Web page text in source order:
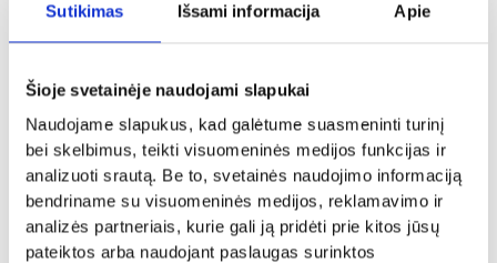
Sutikimas Išsami informacija Apie
Šioje svetainėje naudojami slapukai
Naudojame slapukus, kad galėtume suasmeninti turinį
bei skelbimus, teikti visuomeninės medijos funkcijas ir
analizuoti srautą. Be to, svetainės naudojimo informaciją
bendriname su visuomeninės medijos, reklamavimo ir
analizės partneriais, kurie gali ją pridėti prie kitos jūsų
pateiktos arba naudojant paslaugas surinktos
Vyriškos dovanos gimtadieniui
Puodelis „Tikro žvejo puodelis”
7.00€
Vyriškos dovanos gimtadieniui
Stikliukas „Lašiukai nuo blogų sapnų”
6.00€